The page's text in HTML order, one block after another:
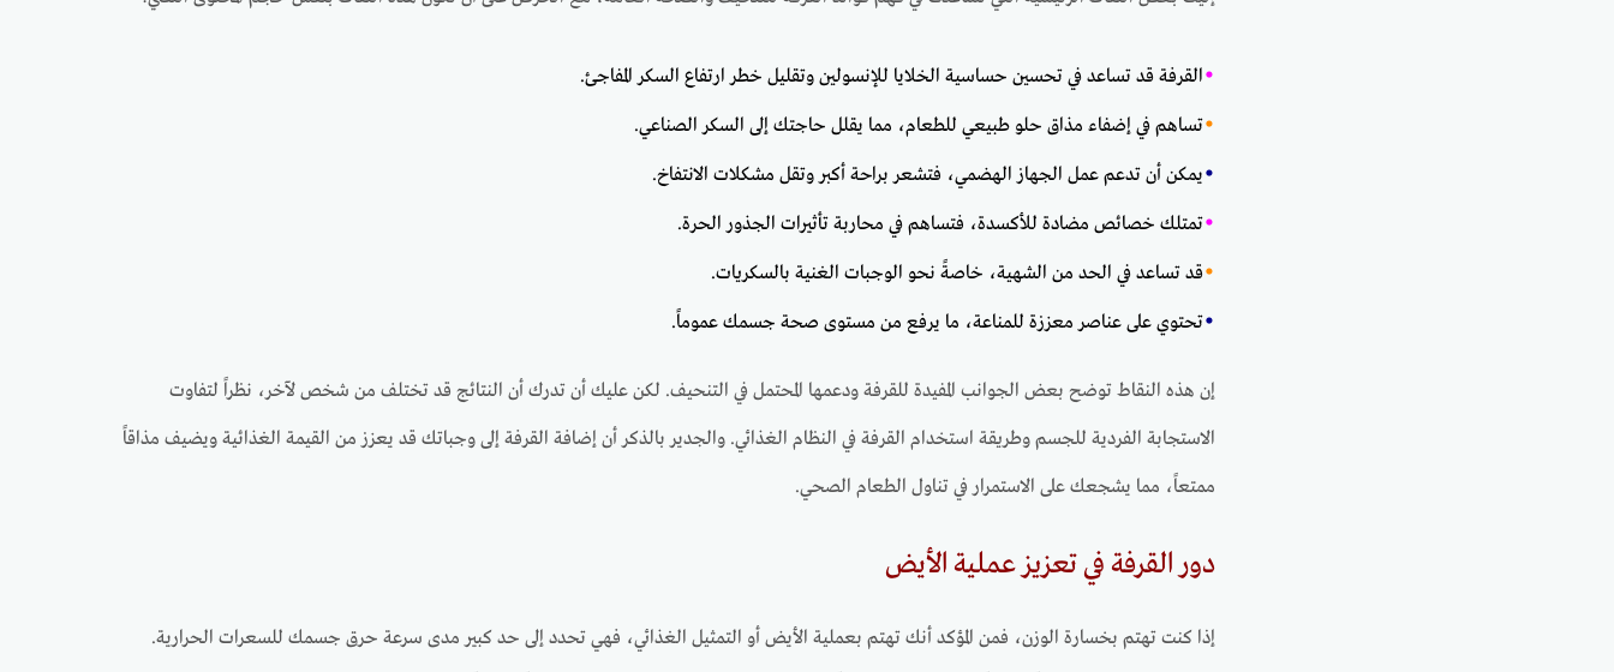
•القرفة قد تساعد في تحسين حساسية الخلايا للإنسولين وتقليل خطر ارتفاع السكر المفاجئ.
•تساهم في إضفاء مذاق حلو طبيعي للطعام، مما يقلل حاجتك إلى السكر الصناعي.
•يمكن أن تدعم عمل الجهاز الهضمي، فتشعر براحة أكبر وتقل مشكلات الانتفاخ.
•تمتلك خصائص مضادة للأكسدة، فتساهم في محاربة تأثيرات الجذور الحرة.
•قد تساعد في الحد من الشهية، خاصةً نحو الوجبات الغنية بالسكريات.
•تحتوي على عناصر معززة للمناعة، ما يرفع من مستوى صحة جسمك عموماً.
إن هذه النقاط توضح بعض الجوانب المفيدة للقرفة ودعمها المحتمل في التنحيف. لكن عليك أن تدرك أن النتائج قد تختلف من شخص لآخر، نظراً لتفاوت
الاستجابة الفردية للجسم وطريقة استخدام القرفة في النظام الغذائي. والجدير بالذكر أن إضافة القرفة إلى وجباتك قد يعزز من القيمة الغذائية ويضيف مذاقاً
ممتعاً، مما يشجعك على الاستمرار في تناول الطعام الصحي.
دور القرفة في تعزيز عملية الأيض
إذا كنت تهتم بخسارة الوزن، فمن المؤكد أنك تهتم بعملية الأيض أو التمثيل الغذائي، فهي تحدد إلى حد كبير مدى سرعة حرق جسمك للسعرات الحرارية.